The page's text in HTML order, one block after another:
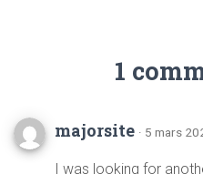
1
majorsite · 5 mars
I was looking for